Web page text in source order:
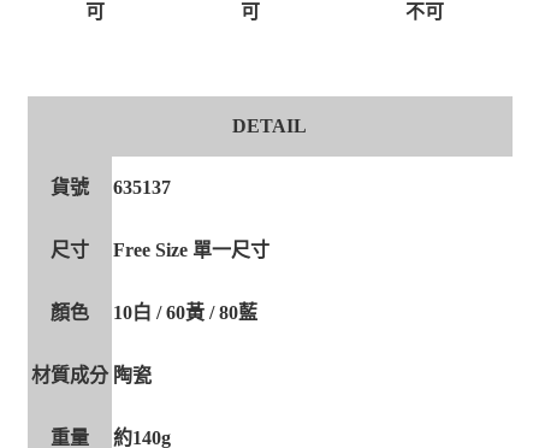
可 可 不可
DETAIL
貨號 635137
尺寸 Free Size 單一尺寸
顏色 10白 / 60黃 / 80藍
材質成分 陶瓷
重量 約140g